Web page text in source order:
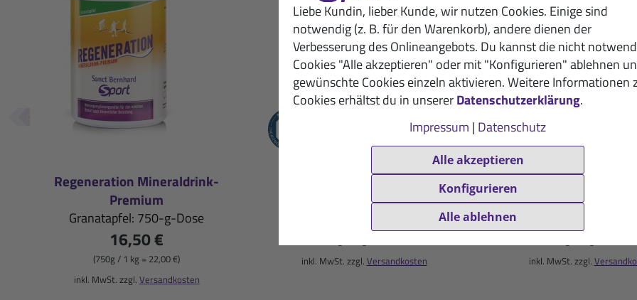
Liebe Kundin, lieber Kunde, wir nutzen Cookies. Einige sind
notwendig (z. B. für den Warenkorb), andere dienen der
Verbesserung des Onlineangebots. Du kannst die nicht
Cookies "Alle akzeptieren" oder mit "Konfigurieren" ablehnen
gewünschte Cookies einzeln aktivieren. Weitere Informationen
Cookies erhältst du in unsererDatenschutzerklärung.
Impressum | Datenschutz
Alle akzeptieren
Konfigurieren
Alle ablehnen
Regeneration Mineraldrink-
Premium
Granatapfel: 750-g-Dose
16,50 €
(750g / 1 kg = 22,00 €)
inkl. MwSt. zzgl. Versandkosten
Mineral-Pur-Drink
Zitrone: 100-g-Packung
inkl. MwSt. zzgl. Versandkosten
Isoton
Pfirsich-Maracuja: 900-
inkl. MwSt. zzgl.